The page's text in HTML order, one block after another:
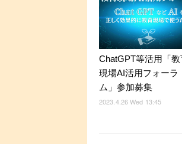
ChatGPT等活用「教
現場AI活用フォーラ
ム」参加募集
2023.4.26 Wed 13:45